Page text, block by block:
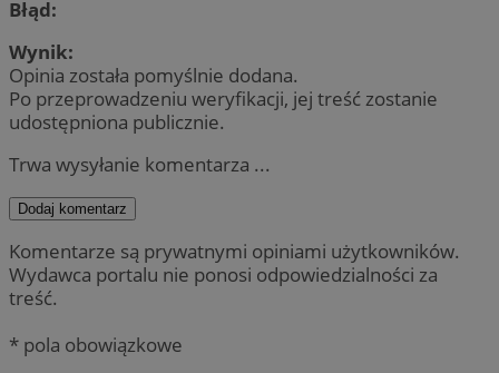
Błąd:
Wynik:
Opinia została pomyślnie dodana.
Po przeprowadzeniu weryfikacji, jej treść zostanie
udostępniona publicznie.
Trwa wysyłanie komentarza ...
Dodaj komentarz
Komentarze są prywatnymi opiniami użytkowników.
Wydawca portalu nie ponosi odpowiedzialności za
treść.
* pola obowiązkowe